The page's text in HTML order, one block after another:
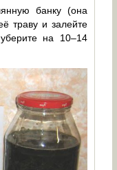
банку (она
траву и залейте
на 10–14